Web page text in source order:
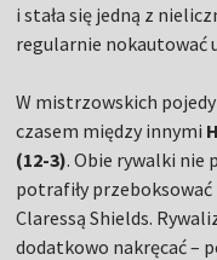
i stała się jedną z
regularnie nokautować
W mistrzowskich
czasem między innymi
(12-3). Obie rywalki nie
potrafiły przeboksować
Claressą Shields.
dodatkowo nakręcać –